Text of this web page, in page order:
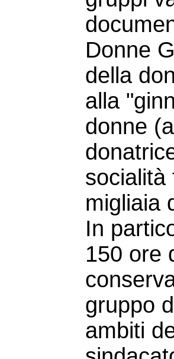
Donne
della
alla
donne
socialità
migliaia
In
150 ore
gruppo
ambiti